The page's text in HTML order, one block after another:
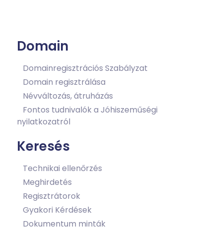
Domain
Domainregisztrációs Szabályzat
Domain regisztrálása
Névváltozás, átruházás
Fontos tudnivalók a Jóhiszeműségi
nyilatkozatról
Keresés
Technikai ellenőrzés
Meghirdetés
Regisztrátorok
Gyakori Kérdések
Dokumentum minták